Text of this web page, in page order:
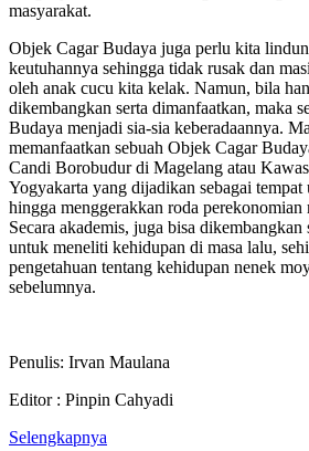
masyarakat.
Objek Cagar Budaya juga perlu kita
keutuhannya sehingga tidak rusak dan
oleh anak cucu kita kelak. Namun, bila
dikembangkan serta dimanfaatkan, maka
Budaya menjadi sia-sia keberadaannya.
memanfaatkan sebuah Objek Cagar
Candi Borobudur di Magelang atau
Yogyakarta yang dijadikan sebagai
hingga menggerakkan roda perekonomian
Secara akademis, juga bisa
untuk meneliti kehidupan di masa lalu,
pengetahuan tentang kehidupan nenek
sebelumnya.
Penulis: Irvan Maulana
Editor : Pinpin Cahyadi
Selengkapnya